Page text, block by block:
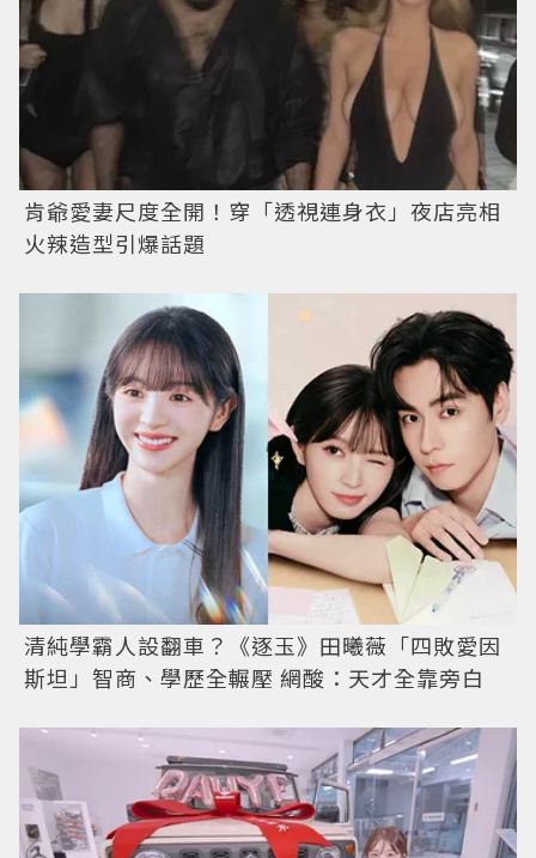
肯爺愛妻尺度全開！穿「透視連身衣」夜店亮相
火辣造型引爆話題
清純學霸人設翻車？《逐玉》田曦薇「四敗愛因
斯坦」智商、學歷全輾壓 網酸：天才全靠旁白